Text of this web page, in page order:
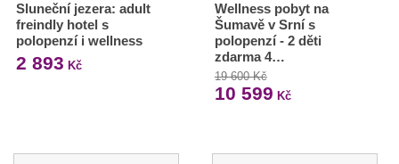
Sluneční jezera: adult
freindly hotel s
polopenzí i wellness
2 893 Kč
Wellness pobyt na
Šumavě v Srní s
polopenzí - 2 děti
zdarma 4…
19 600 Kč
10 599 Kč